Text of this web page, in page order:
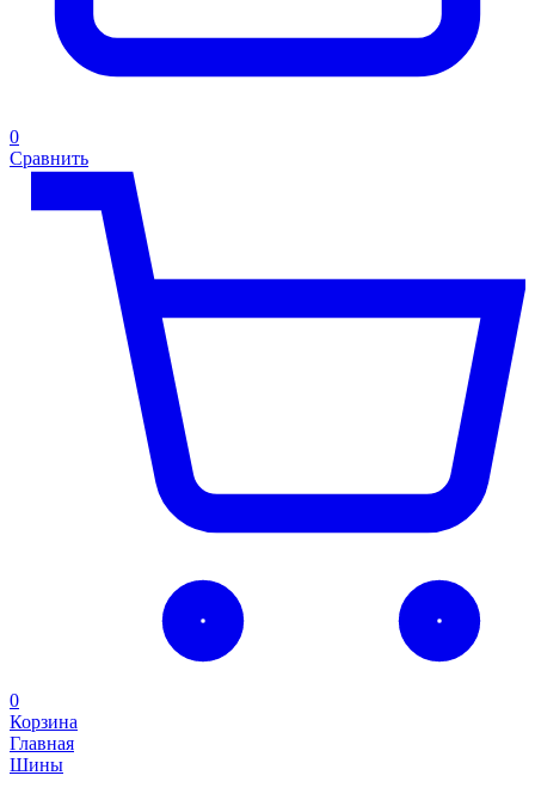
0
Сравнить
0
Корзина
Главная
Шины